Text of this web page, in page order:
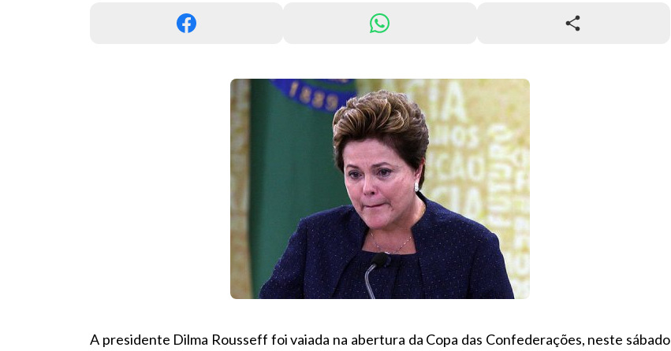
A presidente Dilma Rousseff foi vaiada na abertura da Copa das Confederações, neste sábado